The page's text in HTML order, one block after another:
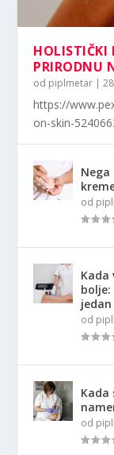
HOLISTIČKI
PRIRODNU
od piplmetar |
https://
on-skin-
Nega
od
Kada
od
Kada
od